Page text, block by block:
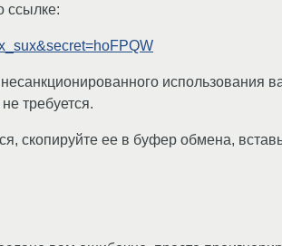
ссылке:
использования
требуется.
скопируйте ее в буфер обмена,